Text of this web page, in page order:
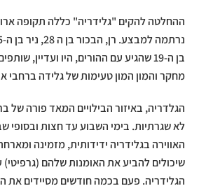
ההחלטה להקים "גלידריה" כללה תקופה
בן ה-19 שהגיע עם ההורים, היו ועדיין,
מחקר והמון המון טעימות של גלידה ברחבי
הגלדריה, באיזור הבילויים המאד פורה של
לא שגרתיות. בימי השבוע עד חצות ובסופי
האווירה בגלידריה ידידותית, מזמינה
שיכולים להביע את האומנות שלהם
הגלידריה. פעם בכמה חודשים מסיידים את